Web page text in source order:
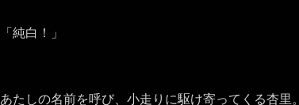
「純白！」
あたしの名前を呼び、小走りに駆け寄ってくる杏里。